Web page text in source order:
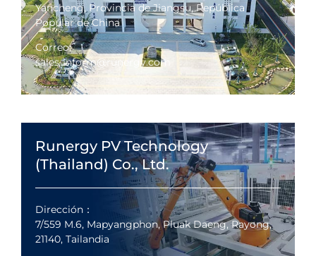
Yancheng, Provincia de Jiangsu, República
Popular de China
Correo:
sales-inform@runergy.com
Runergy PV Technology
(Thailand) Co., Ltd.
Dirección：
7/559 M.6, Mapyangphon, Pluak Daeng, Rayong,
21140, Tailandia